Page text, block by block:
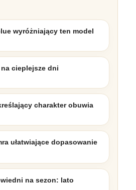
wyróżniający ten model
cieplejsze dni
charakter obuwia
ułatwiające dopasowanie
na sezon: lato